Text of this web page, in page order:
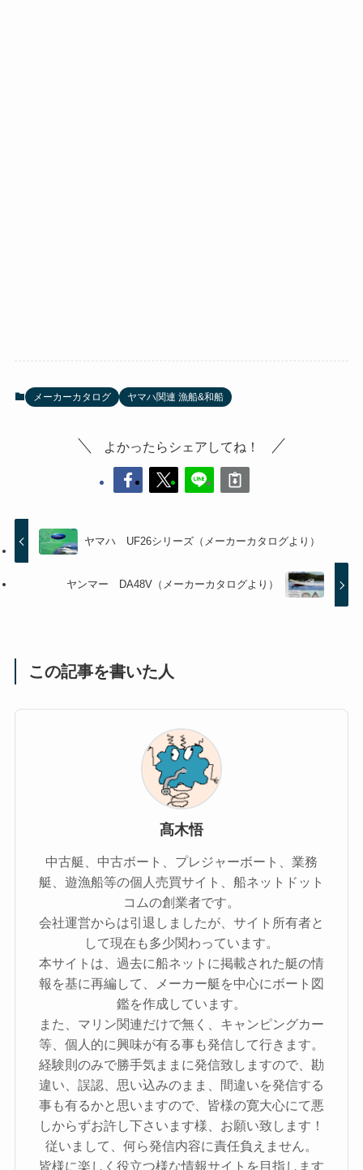
メーカーカタログ ヤマハ関連 漁船&和船
よかったらシェアしてね！
ヤマハ UF26シリーズ（メーカーカタログより）
ヤンマー DA48V（メーカーカタログより）
この記事を書いた人
髙木悟
中古艇、中古ボート、プレジャーボート、業務
艇、遊漁船等の個人売買サイト、船ネットドット
コムの創業者です。
会社運営からは引退しましたが、サイト所有者と
して現在も多少関わっています。
本サイトは、過去に船ネットに掲載された艇の情
報を基に再編して、メーカー艇を中心にボート図
鑑を作成しています。
また、マリン関連だけで無く、キャンピングカー
等、個人的に興味が有る事も発信して行きます。
経験則のみで勝手気ままに発信致しますので、勘
違い、誤認、思い込みのまま、間違いを発信する
事も有るかと思いますので、皆様の寛大心にて悪
しからずお許し下さいます様、お願い致します！
従いまして、何ら発信内容に責任負えません。
皆様に楽しく役立つ様な情報サイトを目指します